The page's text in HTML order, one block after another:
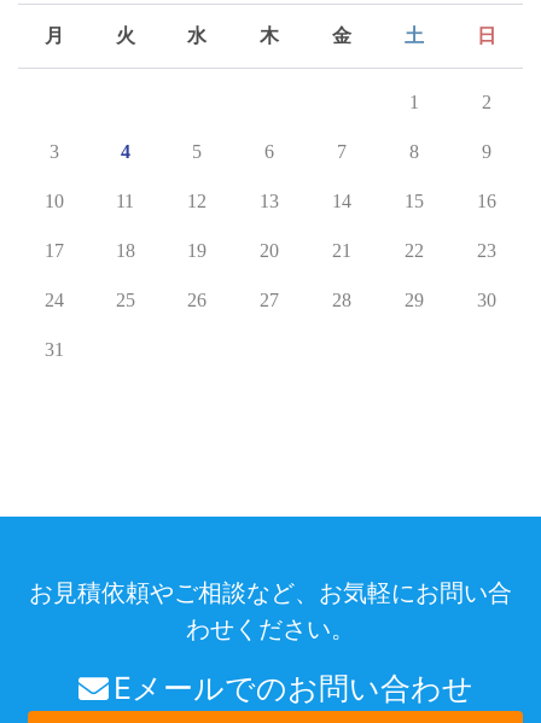
月 火 水 木 金 土 日
1 2
3 4 5 6 7 8 9
10 11 12 13 14 15 16
17 18 19 20 21 22 23
24 25 26 27 28 29 30
31
お見積依頼やご相談など、お気軽にお問い合
わせください。
Eメールでのお問い合わせ